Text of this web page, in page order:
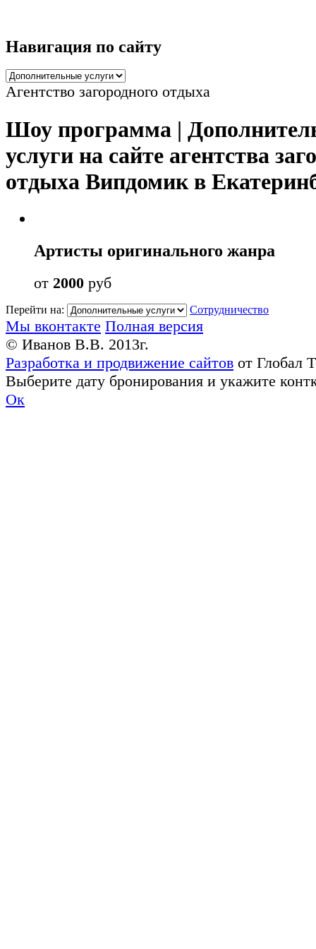
Навигация по сайту
Агентство загородного отдыха
Шоу программа |
услуги на сайте агентства
отдыха Випдомик в
Артисты оригинального жанра
от 2000 руб
Перейти на: Сотрудничество
Мы вконтакте Полная версия
© Иванов В.В. 2013г.
Разработка и продвижение сайтов от Глобал
Выберите дату бронирования и укажите
Ок